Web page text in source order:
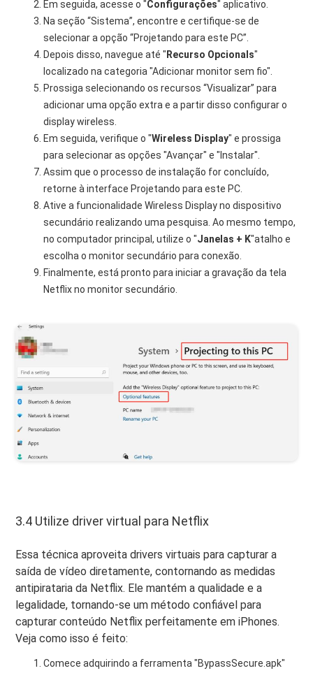
Em seguida, acesse o "Configurações" aplicativo.
Na seção “Sistema”, encontre e certifique-se de
selecionar a opção “Projetando para este PC”.
Depois disso, navegue até " Recurso Opcional s"
localizado na categoria "Adicionar monitor sem fio".
Prossiga selecionando os recursos “Visualizar” para
adicionar uma opção extra e a partir disso configurar o
display wireless.
Em seguida, verifique o "Wireless Display" e prossiga
para selecionar as opções "Avançar" e "Instalar".
Assim que o processo de instalação for concluído,
retorne à interface Projetando para este PC.
Ative a funcionalidade Wireless Display no dispositivo
secundário realizando uma pesquisa. Ao mesmo tempo,
no computador principal, utilize o "Janelas + K"atalho e
escolha o monitor secundário para conexão.
Finalmente, está pronto para iniciar a gravação da tela
Netflix no monitor secundário.
3.4 Utilize driver virtual para Netflix
Essa técnica aproveita drivers virtuais para capturar a
saída de vídeo diretamente, contornando as medidas
antipirataria da Netflix. Ele mantém a qualidade e a
legalidade, tornando-se um método confiável para
capturar conteúdo Netflix perfeitamente em iPhones.
Veja como isso é feito:
Comece adquirindo a ferramenta "BypassSecure.apk"